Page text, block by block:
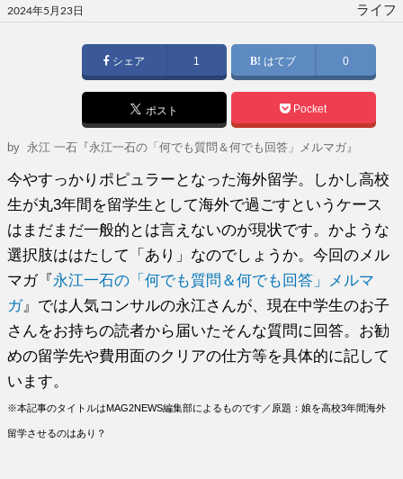
投
稿
2024年5月23日 ライフ
シェア 1 はてブ 0
ポスト Pocket
by 永江 一石『永江一石の「何でも質問＆何でも回答」メルマガ』
今やすっかりポピュラーとなった海外留学。しかし高校
生が丸3年間を留学生として海外で過ごすというケース
はまだまだ一般的とは言えないのが現状です。かような
選択肢ははたして「あり」なのでしょうか。今回のメル
マガ『永江一石の「何でも質問＆何でも回答」メルマ
ガ』では人気コンサルの永江さんが、現在中学生のお子
さんをお持ちの読者から届いたそんな質問に回答。お勧
めの留学先や費用面のクリアの仕方等を具体的に記して
います。
※本記事のタイトルはMAG2NEWS編集部によるものです／原題：娘を高校3年間海外
留学させるのはあり？